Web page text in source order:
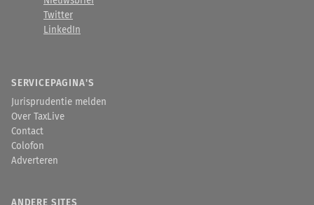
Twitter
LinkedIn
SERVICEPAGINA'S
Jurisprudentie melden
Over TaxLive
Contact
Colofon
Adverteren